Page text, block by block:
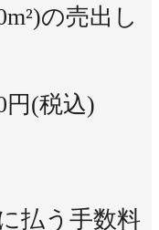
の売出し
円(税込)
払う手数料